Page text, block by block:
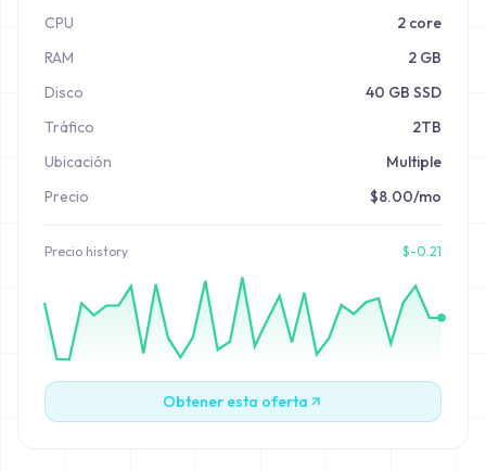
CPU
2 core
RAM
2 GB
Disco
40 GB SSD
Tráfico
2TB
Ubicación
Multiple
Precio
$8.00/mo
Precio history $-0.21
Obtener esta oferta